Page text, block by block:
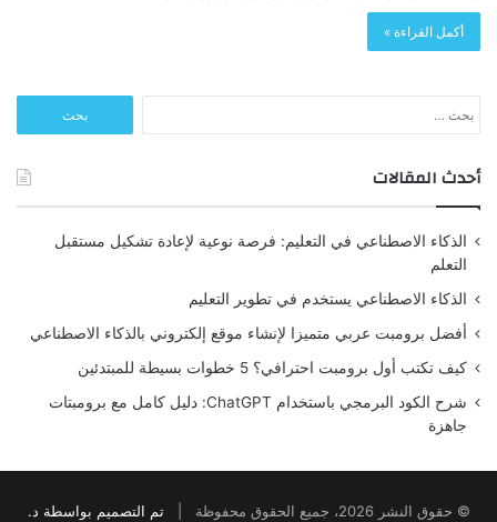
أكمل القراءة »
عن:
أحدث المقالات
الذكاء الاصطناعي في التعليم: فرصة نوعية لإعادة تشكيل مستقبل
التعلم
الذكاء الاصطناعي يستخدم في تطوير التعليم
أفضل برومبت عربي متميزا لإنشاء موقع إلكتروني بالذكاء الاصطناعي
كيف تكتب أول برومبت احترافي؟ 5 خطوات بسيطة للمبتدئين
شرح الكود البرمجي باستخدام ChatGPT: دليل كامل مع برومبتات
جاهزة
© حقوق النشر 2026، جميع الحقوق محفوظة | تم التصميم بواسطة د.